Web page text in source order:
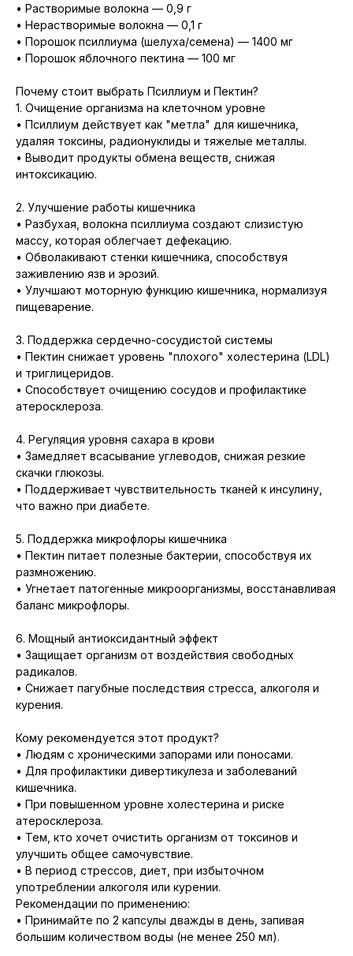
• Растворимые волокна — 0,9 г
• Нерастворимые волокна — 0,1 г
• Порошок псиллиума (шелуха/семена) — 1400 мг
• Порошок яблочного пектина — 100 мг
Почему стоит выбрать Псиллиум и Пектин?
1. Очищение организма на клеточном уровне
• Псиллиум действует как "метла" для кишечника,
удаляя токсины, радионуклиды и тяжелые металлы.
• Выводит продукты обмена веществ, снижая
интоксикацию.
2. Улучшение работы кишечника
• Разбухая, волокна псиллиума создают слизистую
массу, которая облегчает дефекацию.
• Обволакивают стенки кишечника, способствуя
заживлению язв и эрозий.
• Улучшают моторную функцию кишечника, нормализуя
пищеварение.
3. Поддержка сердечно-сосудистой системы
• Пектин снижает уровень "плохого" холестерина (LDL)
и триглицеридов.
• Способствует очищению сосудов и профилактике
атеросклероза.
4. Регуляция уровня сахара в крови
• Замедляет всасывание углеводов, снижая резкие
скачки глюкозы.
• Поддерживает чувствительность тканей к инсулину,
что важно при диабете.
5. Поддержка микрофлоры кишечника
• Пектин питает полезные бактерии, способствуя их
размножению.
• Угнетает патогенные микроорганизмы, восстанавливая
баланс микрофлоры.
6. Мощный антиоксидантный эффект
• Защищает организм от воздействия свободных
радикалов.
• Снижает пагубные последствия стресса, алкоголя и
курения.
Кому рекомендуется этот продукт?
• Людям с хроническими запорами или поносами.
• Для профилактики дивертикулеза и заболеваний
кишечника.
• При повышенном уровне холестерина и риске
атеросклероза.
• Тем, кто хочет очистить организм от токсинов и
улучшить общее самочувствие.
• В период стрессов, диет, при избыточном
употреблении алкоголя или курении.
Рекомендации по применению:
• Принимайте по 2 капсулы дважды в день, запивая
большим количеством воды (не менее 250 мл).